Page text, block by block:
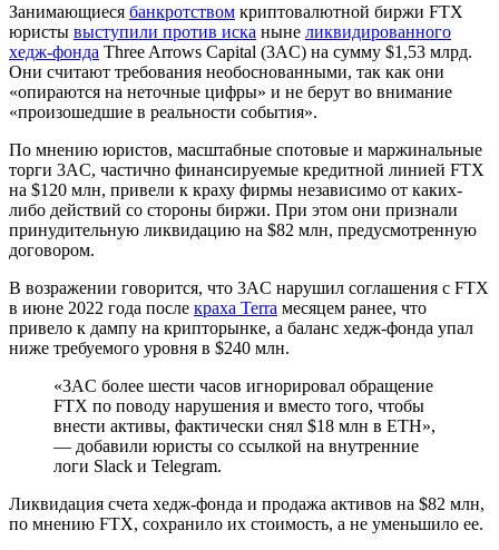
Занимающиеся банкротством криптовалютной биржи FTX
юристы выступили против иска ныне ликвидированного
хедж-фонда Three Arrows Capital (3AC) на сумму $1,53 млрд.
Они считают требования необоснованными, так как они
«опираются на неточные цифры» и не берут во внимание
«произошедшие в реальности события».
По мнению юристов, масштабные спотовые и маржинальные
торги 3AC, частично финансируемые кредитной линией FTX
на $120 млн, привели к краху фирмы независимо от каких-
либо действий со стороны биржи. При этом они признали
принудительную ликвидацию на $82 млн, предусмотренную
договором.
В возражении говорится, что 3AC нарушил соглашения с FTX
в июне 2022 года после краха Terra месяцем ранее, что
привело к дампу на крипторынке, а баланс хедж-фонда упал
ниже требуемого уровня в $240 млн.
«3AC более шести часов игнорировал обращение
FTX по поводу нарушения и вместо того, чтобы
внести активы, фактически снял $18 млн в ETH»,
— добавили юристы со ссылкой на внутренние
логи Slack и Telegram.
Ликвидация счета хедж-фонда и продажа активов на $82 млн,
по мнению FTX, сохранило их стоимость, а не уменьшило ее.